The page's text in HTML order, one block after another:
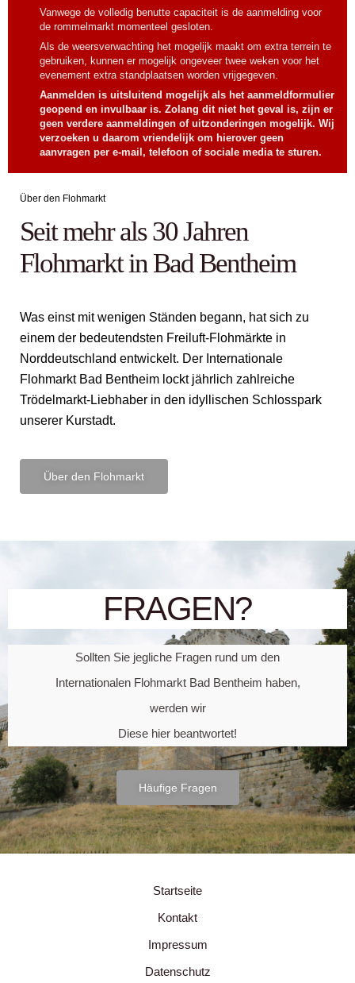
Vanwege de volledig benutte capaciteit is de aanmelding voor
de rommelmarkt momenteel gesloten.
Als de weersverwachting het mogelijk maakt om extra terrein te
gebruiken, kunnen er mogelijk ongeveer twee weken voor het
evenement extra standplaatsen worden vrijgegeven.
Aanmelden is uitsluitend mogelijk als het aanmeldformulier
geopend en invulbaar is. Zolang dit niet het geval is, zijn er
geen verdere aanmeldingen of uitzonderingen mogelijk. Wij
verzoeken u daarom vriendelijk om hierover geen
aanvragen per e-mail, telefoon of sociale media te sturen.
Über den Flohmarkt
Seit mehr als 30 Jahren
Flohmarkt in Bad Bentheim
Was einst mit wenigen Ständen begann, hat sich zu
einem der bedeutendsten Freiluft-Flohmärkte in
Norddeutschland entwickelt. Der Internationale
Flohmarkt Bad Bentheim lockt jährlich zahlreiche
Trödelmarkt-Liebhaber in den idyllischen Schlosspark
unserer Kurstadt.
Über den Flohmarkt
FRAGEN?
Sollten Sie jegliche Fragen rund um den
Internationalen Flohmarkt Bad Bentheim haben,
werden wir
Diese hier beantwortet!
Häufige Fragen
Startseite
Kontakt
Impressum
Datenschutz